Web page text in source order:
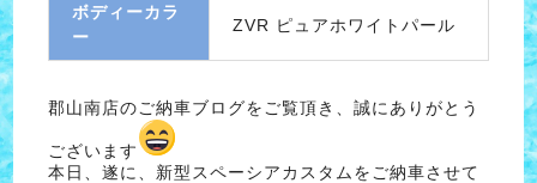
ボディーカラ
ー
ZVR ピュアホワイトパール
郡山南店のご納車ブログをご覧頂き、誠にありがとう
ございます
本日、遂に、新型スペーシアカスタムをご納車させて